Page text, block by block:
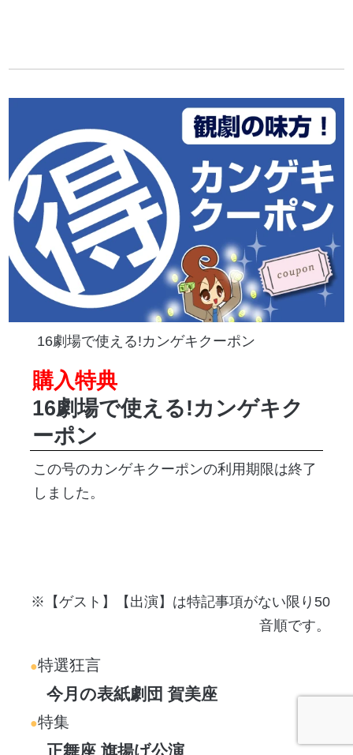
16劇場で使える!カンゲキクーポン
購入特典
16劇場で使える!カンゲキク
ーポン
この号のカンゲキクーポンの利用期限は終了
しました。
※【ゲスト】【出演】は特記事項がない限り50
音順です。
特選狂言
今月の表紙劇団 賀美座
特集
正舞座 旗揚げ公演